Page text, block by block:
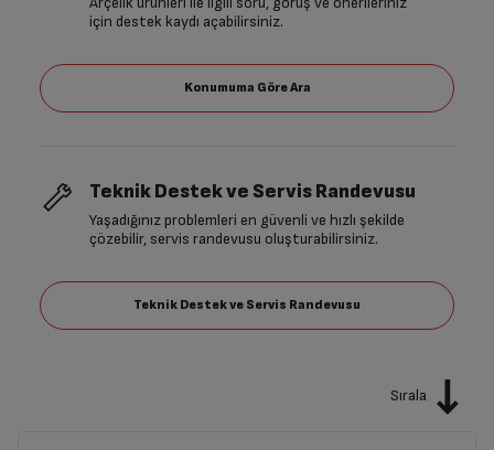
için destek kaydı açabilirsiniz.
Teknik Destek ve Servis Randevusu
Yaşadığınız problemleri en güvenli ve hızlı şekilde
çözebilir, servis randevusu oluşturabilirsiniz.
Sırala